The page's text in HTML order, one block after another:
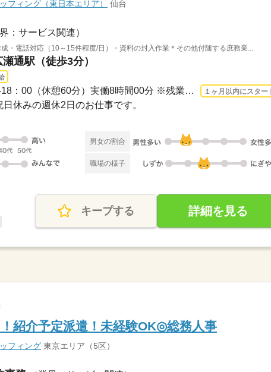
フィング（東日本エリア） 仙台
界：サービス関連）
・電話対応（10～15件程度/日）・資料の封入作業＊その他付随する庶務業...
通駅（徒歩3分）
長期 2026/8/17〜 / 09：00-18：00（休憩60分）実働8時間00分 ※残業時間：月5時間～10... １ヶ月以内にスター
休みの週休2日のお仕事です。
男女の割合
職場の様子
キープする 詳細を見る
！紹介予定派遣！未経験OK◎総務人事
フィング 東京エリア（5区）